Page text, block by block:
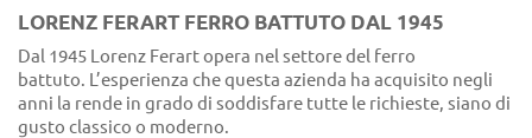
LORENZ FERART FERRO BATTUTO DAL 1945
Dal 1945 Lorenz Ferart opera nel settore del ferro
battuto. L’esperienza che questa azienda ha acquisito negli
anni la rende in grado di soddisfare tutte le richieste, siano di
gusto classico o moderno.